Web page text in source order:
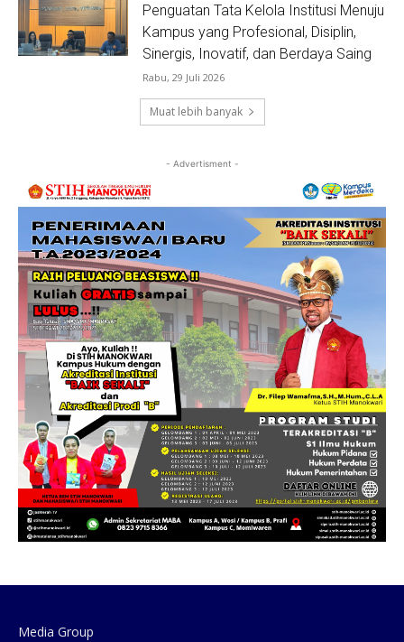
Penguatan Tata Kelola Institusi Menuju
Kampus yang Profesional, Disiplin,
Sinergis, Inovatif, dan Berdaya Saing
Rabu, 29 Juli 2026
Muat lebih banyak
- Advertisment -
Media Group